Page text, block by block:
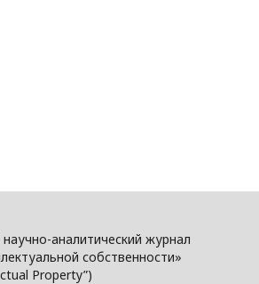
аналитический журнал
собственности»
Property”)